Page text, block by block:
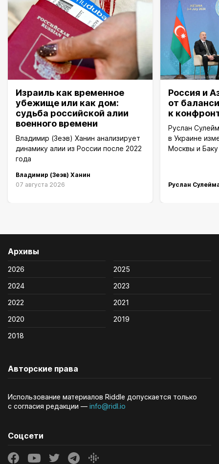
Израиль как временное
убежище или как дом:
судьба российской алии
военного времени
Владимир (Зеэв) Ханин анализирует
динамику алии из России после 2022
года
Владимир (Зеэв) Ханин
07 августа 2026
Россия и
от
к
Руслан
в Украине
Москвы и Баку
Руслан
Архивы
2026
2025
2024
2023
2022
2021
2020
2019
2018
Авторские права
Использование материалов Riddle допускается только
с согласия редакции — info@ridl.io
Соцсети